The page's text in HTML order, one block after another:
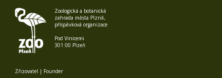
Zoologická a botanická
zahrada města Plzně,
příspěvková organizace
Pod Vinicemi
301 00 Plzeň
Zřizovatel | Founder